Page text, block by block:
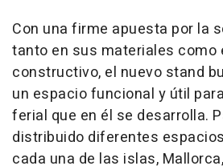
Con una firme apuesta por la
tanto en sus materiales como
constructivo, el nuevo stand
un espacio funcional y útil
ferial que en él se desarrolla.
distribuido diferentes
cada una de las islas,